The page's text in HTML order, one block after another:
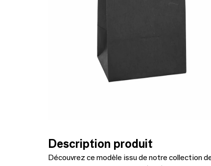
Description produit
Découvrez ce modèle issu de notre collection